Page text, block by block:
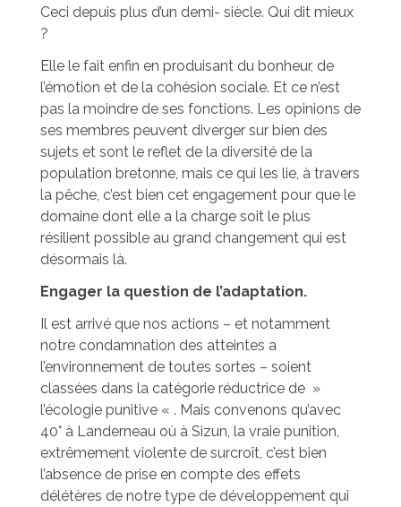
Ceci depuis plus d’un demi- siècle. Qui dit mieux
?
Elle le fait enfin en produisant du bonheur, de
l’émotion et de la cohésion sociale. Et ce n’est
pas la moindre de ses fonctions. Les opinions de
ses membres peuvent diverger sur bien des
sujets et sont le reflet de la diversité de la
population bretonne, mais ce qui les lie, à travers
la pêche, c’est bien cet engagement pour que le
domaine dont elle a la charge soit le plus
résilient possible au grand changement qui est
désormais là.
Engager la question de l’adaptation.
Il est arrivé que nos actions – et notamment
notre condamnation des atteintes a
l’environnement de toutes sortes – soient
classées dans la catégorie réductrice de »
l’écologie punitive « . Mais convenons qu’avec
40° à Landerneau où à Sizun, la vraie punition,
extrêmement violente de surcroît, c’est bien
l’absence de prise en compte des effets
délétères de notre type de développement qui